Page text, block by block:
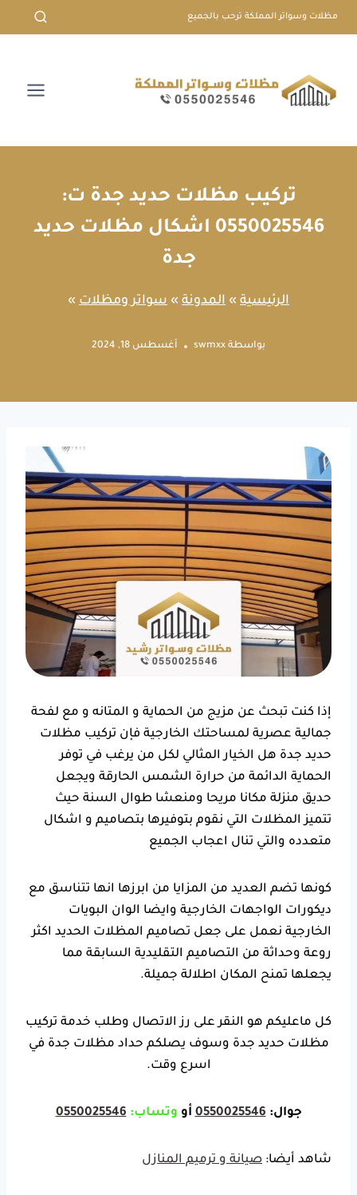
التجاوز
إلى
مظلات وسواتر المملكة ترحب بالجميع
تركيب مظلات حديد جدة ت:
0550025546 اشكال مظلات حديد
جدة
الرئيسية » المدونة » سواتر ومظلات »
بواسطة swmxx أغسطس 18, 2024
إذا كنت تبحث عن مزيج من الحماية و المتانه و مع لفحة
جمالية عصرية لمساحتك الخارجية فإن تركيب مظلات
حديد جدة هل الخيار المثالي لكل من يرغب في توفر
الحماية الدائمة من حرارة الشمس الحارقة ويجعل
حديق منزلة مكانا مريحا ومنعشا طوال السنة حيث
تتميز المظلات التي نقوم بتوفيرها بتصاميم و اشكال
متعدده والتي تنال اعجاب الجميع
كونها تضم العديد من المزايا من ابرزها انها تتناسق مع
ديكورات الواجهات الخارجية وايضا الوان البويات
الخارجية نعمل على جعل تصاميم المظلات الحديد اكثر
روعة وحداثة من التصاميم التقليدية السابقة مما
يجعلها تمنح المكان اطلالة جميلة.
كل ماعليكم هو النقر على رز الاتصال وطلب خدمة تركيب
مظلات حديد جدة وسوف يصلكم حداد مظلات جدة في
اسرع وقت.
جوال: 0550025546أو وتساب: 0550025546
شاهد أيضا: صيانة و ترميم المنازل